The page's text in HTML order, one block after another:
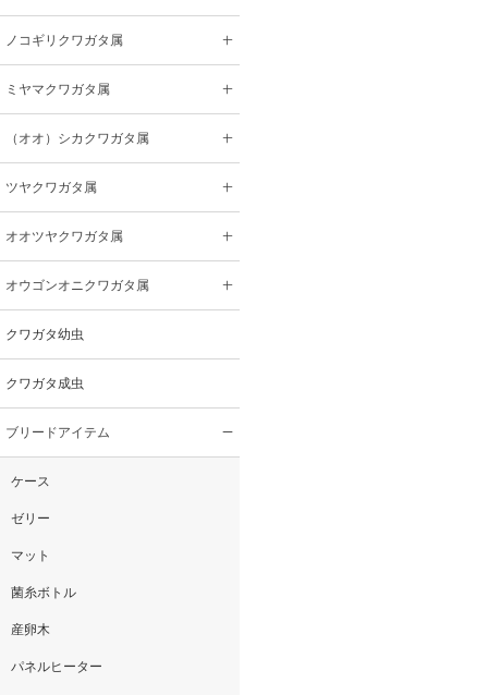
ノコギリクワガタ属
ミヤマクワガタ属
（オオ）シカクワガタ属
ツヤクワガタ属
オオツヤクワガタ属
オウゴンオニクワガタ属
クワガタ幼虫
クワガタ成虫
ブリードアイテム
ケース
ゼリー
マット
菌糸ボトル
産卵木
パネルヒーター